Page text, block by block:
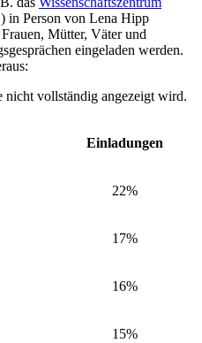
in Person von Lena Hipp
Mütter, Väter und
eingeladen werden.
nicht vollständig angezeigt wird.
Einladungen
22%
17%
16%
15%